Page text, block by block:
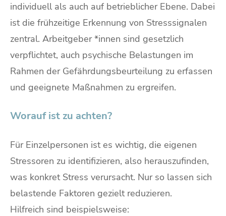
individuell als auch auf betrieblicher Ebene. Dabei
ist die frühzeitige Erkennung von Stresssignalen
zentral. Arbeitgeber *innen sind gesetzlich
verpflichtet, auch psychische Belastungen im
Rahmen der Gefährdungsbeurteilung zu erfassen
und geeignete Maßnahmen zu ergreifen.
Worauf ist zu achten?
Für Einzelpersonen ist es wichtig, die eigenen
Stressoren zu identifizieren, also herauszufinden,
was konkret Stress verursacht. Nur so lassen sich
belastende Faktoren gezielt reduzieren.
Hilfreich sind beispielsweise: